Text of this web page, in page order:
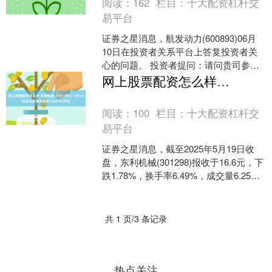
易平台
证券之星消息，航发动力(600893)06月
10日在投资者关系平台上答复投资者关
心的问题。 投资者提问：请问贵司参与
制造CJ系列发动机吗？建议加快大飞机
发动机国....
网上股票配资怎么样 东利机械（301298）5月19日主力资金净卖出1340.55万元
阅读： 100 栏目：十大配资杠杆交
易平台
证券之星消息，截至2025年5月19日收
盘，东利机械(301298)报收于16.6元，下
跌1.78%，换手率6.49%，成交量6.25万
共 1 页/3 条记录